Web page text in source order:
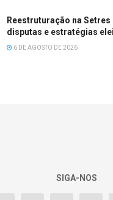
Reestruturação na
disputas e estratégias
6 DE AGOSTO DE 2026
SIGA-NOS